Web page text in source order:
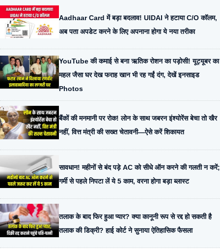
Aadhaar Card में बड़ा बदलाव! UIDAI ने हटाया C/O कॉलम,
अब पता अपडेट करने के लिए अपनाना होगा ये नया तरीका
YouTube की कमाई से बना ऋतिक रोशन का पड़ोसी! यूट्यूबर का
महल जैसा घर देख फराह खान भी रह गईं दंग, देखें इनसाइड
Photos
बैंकों की मनमानी पर रोक! लोन के साथ जबरन इंश्योरेंस बेचा तो खैर
नहीं, वित्त मंत्री की सख्त चेतावनी—ऐसे करें शिकायत
सावधान! महीनों से बंद पड़े AC को सीधे ऑन करने की गलती न करें;
गर्मी से पहले निपटा लें ये 5 काम, वरना होगा बड़ा ब्लास्ट
तलाक के बाद फिर हुआ प्यार? क्या कानूनी रूप से रद्द हो सकती है
तलाक की डिक्री? हाई कोर्ट ने सुनाया ऐतिहासिक फैसला